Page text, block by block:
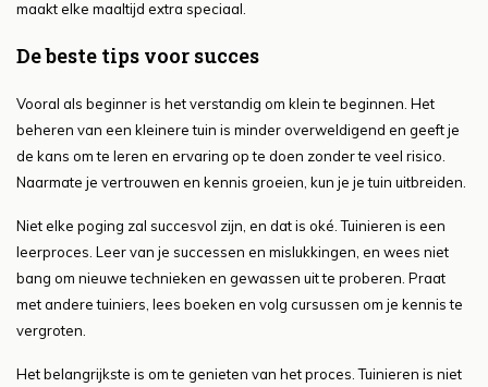
maakt elke maaltijd extra speciaal.
De beste tips voor succes
Vooral als beginner is het verstandig om klein te beginnen. Het
beheren van een kleinere tuin is minder overweldigend en geeft je
de kans om te leren en ervaring op te doen zonder te veel risico.
Naarmate je vertrouwen en kennis groeien, kun je je tuin uitbreiden.
Niet elke poging zal succesvol zijn, en dat is oké. Tuinieren is een
leerproces. Leer van je successen en mislukkingen, en wees niet
bang om nieuwe technieken en gewassen uit te proberen. Praat
met andere tuiniers, lees boeken en volg cursussen om je kennis te
vergroten.
Het belangrijkste is om te genieten van het proces. Tuinieren is niet